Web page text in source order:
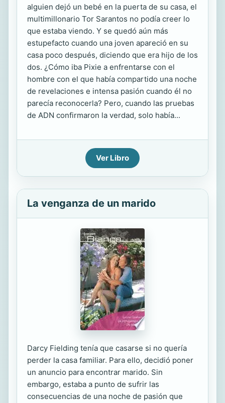
alguien dejó un bebé en la puerta de su casa, el
multimillonario Tor Sarantos no podía creer lo
que estaba viendo. Y se quedó aún más
estupefacto cuando una joven apareció en su
casa poco después, diciendo que era hijo de los
dos. ¿Cómo iba Pixie a enfrentarse con el
hombre con el que había compartido una noche
de revelaciones e intensa pasión cuando él no
parecía reconocerla? Pero, cuando las pruebas
de ADN confirmaron la verdad, solo había...
Ver Libro
La venganza de un marido
Darcy Fielding tenía que casarse si no quería
perder la casa familiar. Para ello, decidió poner
un anuncio para encontrar marido. Sin
embargo, estaba a punto de sufrir las
consecuencias de una noche de pasión que